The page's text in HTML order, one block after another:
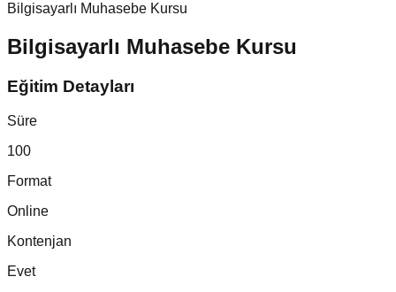
Bilgisayarlı Muhasebe Kursu
Bilgisayarlı Muhasebe Kursu
Eğitim Detayları
Süre
100
Format
Online
Kontenjan
Evet